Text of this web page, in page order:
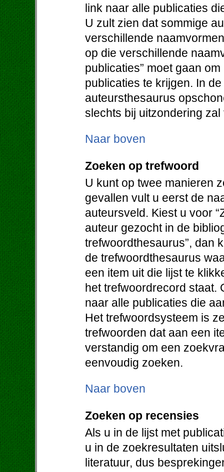
link naar alle publicaties
U zult zien dat sommige
verschillende
op die verschillende
publicaties” moet gaan
publicaties te krijgen. In
auteursthesaurus
slechts bij uitzondering
Naar boven
Zoeken op trefwoord
U kunt op twee manieren
gevallen vult u eerst de
auteursveld. Kiest u voor
auteur gezocht in de
trefwoordthesaurus”, dan
de trefwoordthesaurus
een item uit die lijst te
het trefwoordrecord staat.
naar alle publicaties die
Het trefwoordsysteem is
trefwoorden dat aan een
verstandig om een
eenvoudig zoeken.
Naar boven
Zoeken op recensies
Als u in de lijst met
u in de zoekresultaten
literatuur, dus